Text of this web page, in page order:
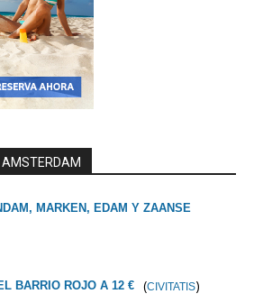
AMSTERDAM
MARKEN, EDAM Y ZAANSE
BARRIO ROJO A 12 € (CIVITATIS)